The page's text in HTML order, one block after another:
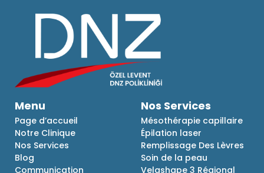
Menu
Page d’accueil
Notre Clinique
Nos Services
Blog
Communication
Nos Services
Mésothérapie capillaire
Épilation laser
Remplissage Des Lèvres
Soin de la peau
Velashape 3 Régional